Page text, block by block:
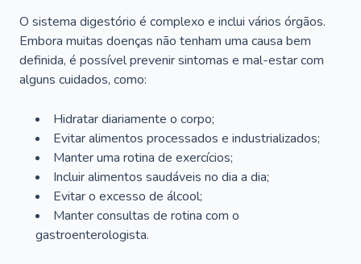
O sistema digestório é complexo e inclui vários órgãos.
Embora muitas doenças não tenham uma causa bem
definida, é possível prevenir sintomas e mal-estar com
alguns cuidados, como:
Hidratar diariamente o corpo;
Evitar alimentos processados e industrializados;
Manter uma rotina de exercícios;
Incluir alimentos saudáveis no dia a dia;
Evitar o excesso de álcool;
Manter consultas de rotina com o
gastroenterologista.